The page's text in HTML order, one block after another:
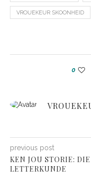
VROUEKEUR SKOONHEID
0
previous post
KEN JOU STORIE:
LETTERKUNDE